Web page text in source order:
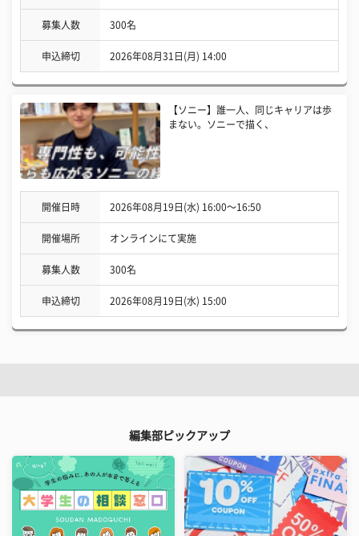
募集人数 300名
申込締切 2026年08月31日(月) 14:00
【ソニー】誰一人、同じキャリアは歩
まない。ソニーで描く、
開催日時 2026年08月19日(水) 16:00〜16:50
開催場所 オンラインにて実施
募集人数 300名
申込締切 2026年08月19日(水) 15:00
編集部ピックアップ